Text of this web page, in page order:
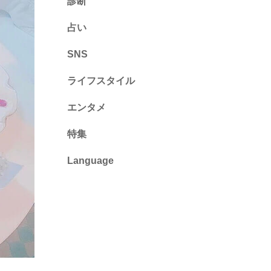
診断
占い
心理テスト
SNS
ライフスタイル
推し活
カルチャー・暮らし
エンタメ
特集
Language